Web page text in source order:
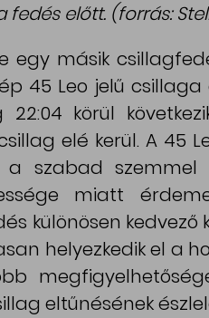
fedés előtt. (forrás:
egy másik
45 Leo jelű
körül
elé kerül. A 45
a szabad
miatt
különösen kedvező
helyezkedik el a
eltűnésének